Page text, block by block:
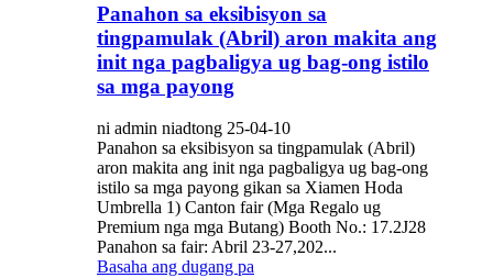
Panahon sa eksibisyon sa
tingpamulak (Abril) aron makita ang
init nga pagbaligya ug bag-ong istilo
sa mga payong
ni admin niadtong 25-04-10
Panahon sa eksibisyon sa tingpamulak (Abril)
aron makita ang init nga pagbaligya ug bag-ong
istilo sa mga payong gikan sa Xiamen Hoda
Umbrella 1) Canton fair (Mga Regalo ug
Premium nga mga Butang) Booth No.: 17.2J28
Panahon sa fair: Abril 23-27,202...
Basaha ang dugang pa